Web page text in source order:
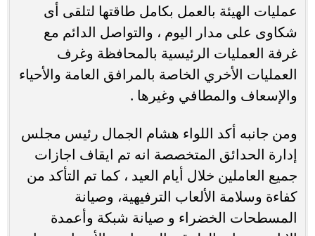
عمليات الهيئة بالعمل بكامل طاقتها لتلقى أى
شكاوى على مدار اليوم ، والتواصل الدائم مع
غرفة العمليات الرئيسية بالمحافظة وغرف
العمليات الأخري الخاصة بالمرافق العامة والأحياء
والإسعاف والمطافي وغيرها .
ومن جانبه أكد اللواء هشام الجمال رئيس مجلس
إدارة الحدائق المتخصصة انه تم ايقاف اجازات
جميع العاملين خلال أيام العيد ، كما تم التأكد من
كفاءة وسلامة الألعاب الترفيهية، وصيانة
المسطحات الخضراء و صيانة شبكة وأعمدة